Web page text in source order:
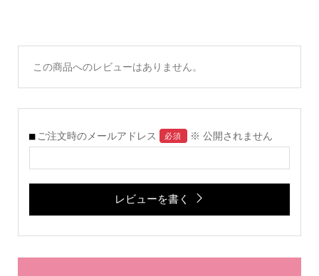
この商品へのレビューはありません。
ご注文時のメールアドレス 必須 ※ 公開されません
レビューを書く